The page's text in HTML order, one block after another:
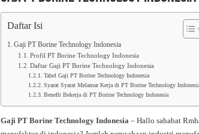
Daftar Isi
Gaji PT Borine Technology Indonesia
Profil PT Borine Technology Indonesia
Daftar Gaji PT Borine Technology Indonesia
Tabel Gaji PT Borine Technology Indonesia
Syarat Syarat Melamar Kerja di PT Borine Technology
Benefit Bekerja di PT Borine Technology Indonesia
Gaji PT Borine Technology Indonesia– Hallo sahabat